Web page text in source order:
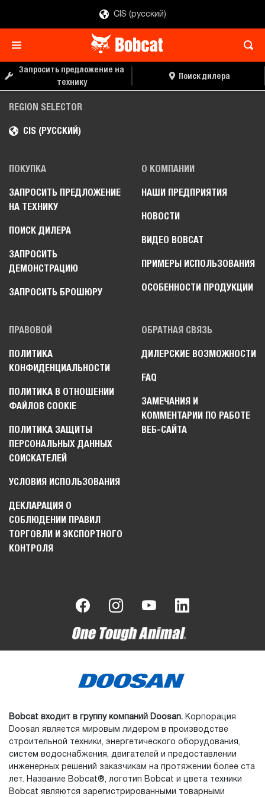
CIS (русский)
Запросить предложение на
технику
Поиск дилера
REGION SELECTOR
CIS (РУССКИЙ)
ПОКУПКА
ЗАПРОСИТЬ ПРЕДЛОЖЕНИЕ
НА ТЕХНИКУ
ПОИСК ДИЛЕРА
ЗАПРОСИТЬ
ДЕМОНСТРАЦИЮ
ЗАПРОСИТЬ БРОШЮРУ
О КОМПАНИИ
НАШИ ПРЕДПРИЯТИЯ
НОВОСТИ
ВИДЕО BOBCAT
ПРИМЕРЫ ИСПОЛЬЗОВАНИЯ
ОСОБЕННОСТИ ПРОДУКЦИИ
ПРАВОВОЙ
ПОЛИТИКА
КОНФИДЕНЦИАЛЬНОСТИ
ПОЛИТИКА В ОТНОШЕНИИ
ФАЙЛОВ COOKIE
ПОЛИТИКА ЗАЩИТЫ
ПЕРСОНАЛЬНЫХ ДАННЫХ
СОИСКАТЕЛЕЙ
УСЛОВИЯ ИСПОЛЬЗОВАНИЯ
ДЕКЛАРАЦИЯ О
СОБЛЮДЕНИИ ПРАВИЛ
ТОРГОВЛИ И ЭКСПОРТНОГО
КОНТРОЛЯ
ОБРАТНАЯ СВЯЗЬ
ДИЛЕРСКИЕ ВОЗМОЖНОСТИ
FAQ
ЗАМЕЧАНИЯ И
КОММЕНТАРИИ ПО РАБОТЕ
ВЕБ-САЙТА
Bobcat входит в группу компаний Doosan. Корпорация
Doosan является мировым лидером в производстве
строительной техники, энергетического оборудования,
систем водоснабжения, двигателей и предоставлении
инженерных решений заказчикам на протяжении более ста
лет. Название Bobcat®, логотип Bobcat и цвета техники
Bobcat являются зарегистрированными товарными